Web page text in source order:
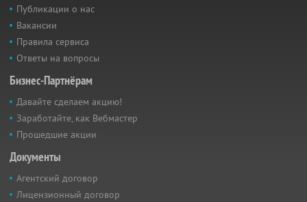
Публикации о нас
Вакансии
Правила сервиса
Ответы на вопросы
Бизнес-Партнёрам
Давайте сделаем акцию!
Заработайте, как Вебмастер
Прошедшие акции
Документы
Агентский договор
Лицензионный договор